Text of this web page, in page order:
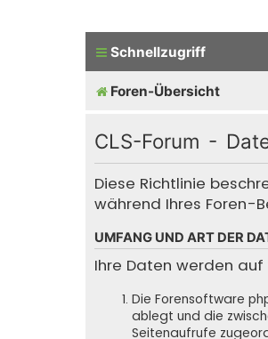
Schnellzugriff
Foren-Übersicht
CLS-Forum -
Diese Richtlinie
während Ihres Foren-
UMFANG UND ART DER
Ihre Daten werden
Die Forensoftware
ablegt und die
Seitenaufrufe